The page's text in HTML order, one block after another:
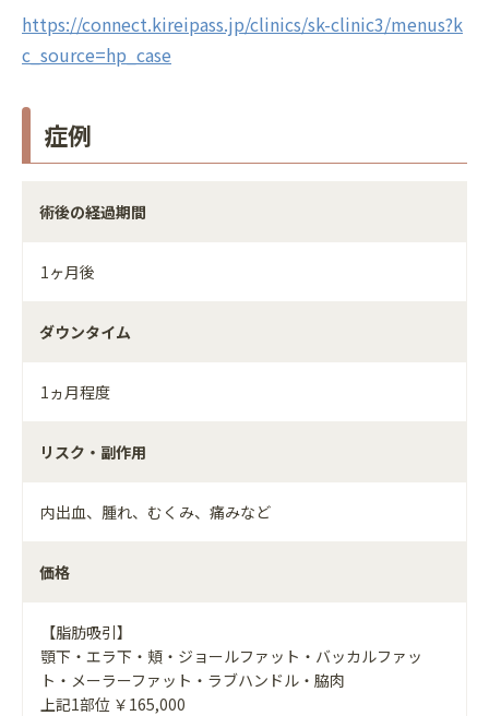
https://connect.kireipass.jp/clinics/sk-clinic3/menus?k
c_source=hp_case
症例
術後の経過期間
1ヶ月後
ダウンタイム
1ヵ月程度
リスク・副作用
内出血、腫れ、むくみ、痛みなど
価格
【脂肪吸引】
顎下・エラ下・頬・ジョールファット・バッカルファッ
ト・メーラーファット・ラブハンドル・脇肉
上記1部位 ￥165,000